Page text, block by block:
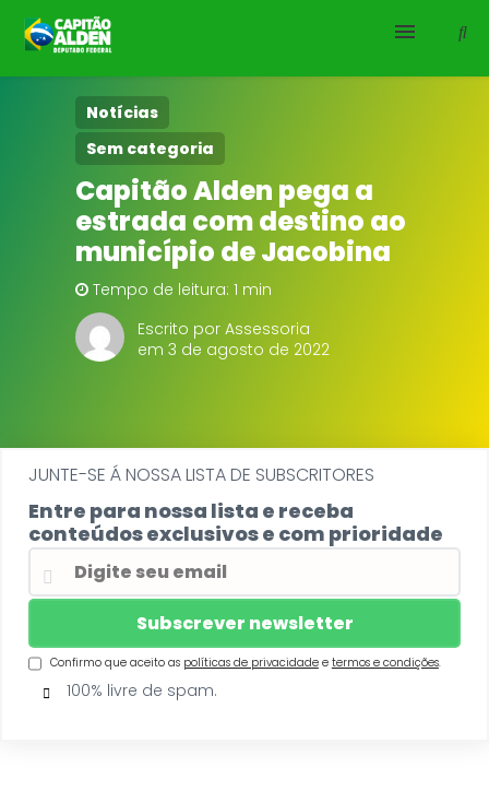
HOME
NOTÍCIAS
BIOGRAFIA
DOWNLOADS
EMENDAS
Notícias
Sem categoria
Capitão Alden pega a
estrada com destino ao
município de Jacobina
Tempo de leitura: 1 min
Escrito por Assessoria
em 3 de agosto de 2022
JUNTE-SE Á NOSSA LISTA DE SUBSCRITORES
Entre para nossa lista e receba
conteúdos exclusivos e com prioridade
Confirmo que aceito as políticas de privacidadee termos e condições.
100% livre de spam.